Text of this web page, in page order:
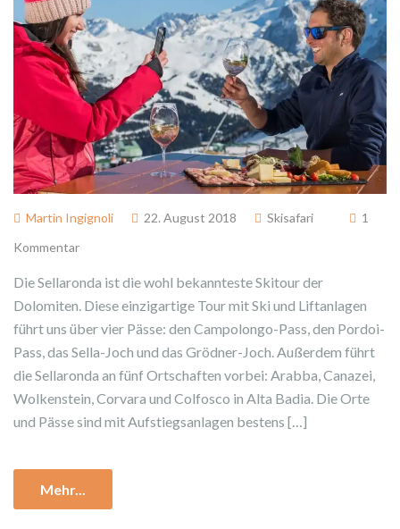
Martin Ingignoli 22. August 2018 Skisafari
1
Kommentar
Die Sellaronda ist die wohl bekannteste Skitour der
Dolomiten. Diese einzigartige Tour mit Ski und Liftanlagen
führt uns über vier Pässe: den Campolongo-Pass, den Pordoi-
Pass, das Sella-Joch und das Grödner-Joch. Außerdem führt
die Sellaronda an fünf Ortschaften vorbei: Arabba, Canazei,
Wolkenstein, Corvara und Colfosco in Alta Badia. Die Orte
und Pässe sind mit Aufstiegsanlagen bestens […]
Mehr...